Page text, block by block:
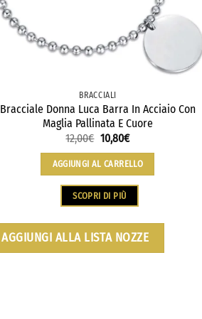
BRACCIALI
Bracciale Donna Luca Barra In Acciaio Con
Maglia Pallinata E Cuore
12,00€ 10,80€
AGGIUNGI AL CARRELLO
SCOPRI DI PIÙ
AGGIUNGI ALLA LISTA NOZZE